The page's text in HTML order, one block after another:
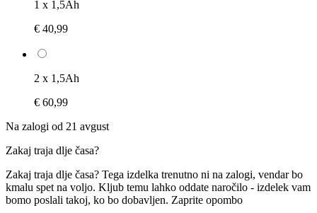
1 x 1,5Ah
€ 40,99
2 x 1,5Ah
€ 60,99
Na zalogi od 21 avgust
Zakaj traja dlje časa?
Zakaj traja dlje časa? Tega izdelka trenutno ni na zalogi, vendar bo
kmalu spet na voljo. Kljub temu lahko oddate naročilo - izdelek vam
bomo poslali takoj, ko bo dobavljen. Zaprite opombo